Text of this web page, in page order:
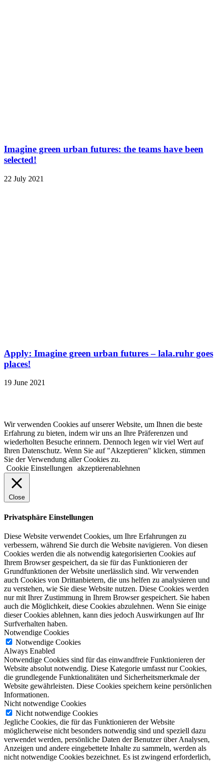
Imagine green urban futures: the teams have been
selected!
22 July 2021
Apply: Imagine green urban futures – lala.ruhr goes
places!
19 June 2021
Wir verwenden Cookies auf unserer Website, um Ihnen die beste
Erfahrung zu bieten, indem wir uns an Ihre Präferenzen und
wiederholten Besuche erinnern. Dennoch legen wir viel Wert auf
Ihren Datenschutz. Wenn Sie auf "Akzeptieren" klicken, stimmen
Sie der Verwendung aller Cookies zu.
Cookie Einstellungen akzeptierenablehnen
Close
Privatsphäre Einstellungen
Diese Website verwendet Cookies, um Ihre Erfahrungen zu
verbessern, während Sie durch die Website navigieren. Von diesen
Cookies werden die als notwendig kategorisierten Cookies auf
Ihrem Browser gespeichert, da sie für das Funktionieren der
Grundfunktionen der Website unerlässlich sind. Wir verwenden
auch Cookies von Drittanbietern, die uns helfen zu analysieren und
zu verstehen, wie Sie diese Website nutzen. Diese Cookies werden
nur mit Ihrer Zustimmung in Ihrem Browser gespeichert. Sie haben
auch die Möglichkeit, diese Cookies abzulehnen. Wenn Sie einige
dieser Cookies ablehnen, kann dies jedoch Auswirkungen auf Ihr
Surfverhalten haben.
Notwendige Cookies
Notwendige Cookies
Always Enabled
Notwendige Cookies sind für das einwandfreie Funktionieren der
Website absolut notwendig. Diese Kategorie umfasst nur Cookies,
die grundlegende Funktionalitäten und Sicherheitsmerkmale der
Website gewährleisten. Diese Cookies speichern keine persönlichen
Informationen.
Nicht notwendige Cookies
Nicht notwendige Cookies
Jegliche Cookies, die für das Funktionieren der Website
möglicherweise nicht besonders notwendig sind und speziell dazu
verwendet werden, persönliche Daten der Benutzer über Analysen,
Anzeigen und andere eingebettete Inhalte zu sammeln, werden als
nicht notwendige Cookies bezeichnet. Es ist zwingend erforderlich,